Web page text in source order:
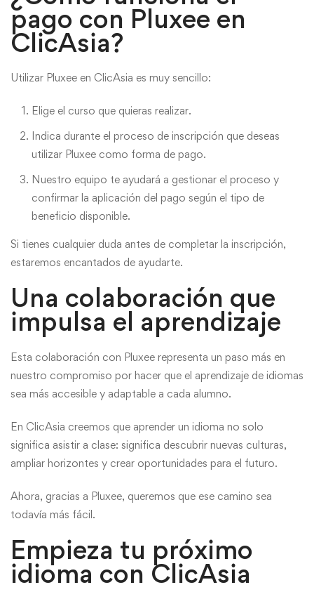
pago con Pluxee en
ClicAsia?
Utilizar Pluxee en ClicAsia es muy sencillo:
Elige el curso que quieras realizar.
Indica durante el proceso de inscripción que deseas
utilizar Pluxee como forma de pago.
Nuestro equipo te ayudará a gestionar el proceso y
confirmar la aplicación del pago según el tipo de
beneficio disponible.
Si tienes cualquier duda antes de completar la inscripción,
estaremos encantados de ayudarte.
Una colaboración que
impulsa el aprendizaje
Esta colaboración con Pluxee representa un paso más en
nuestro compromiso por hacer que el aprendizaje de idiomas
sea más accesible y adaptable a cada alumno.
En ClicAsia creemos que aprender un idioma no solo
significa asistir a clase: significa descubrir nuevas culturas,
ampliar horizontes y crear oportunidades para el futuro.
Ahora, gracias a Pluxee, queremos que ese camino sea
todavía más fácil.
Empieza tu próximo
idioma con ClicAsia